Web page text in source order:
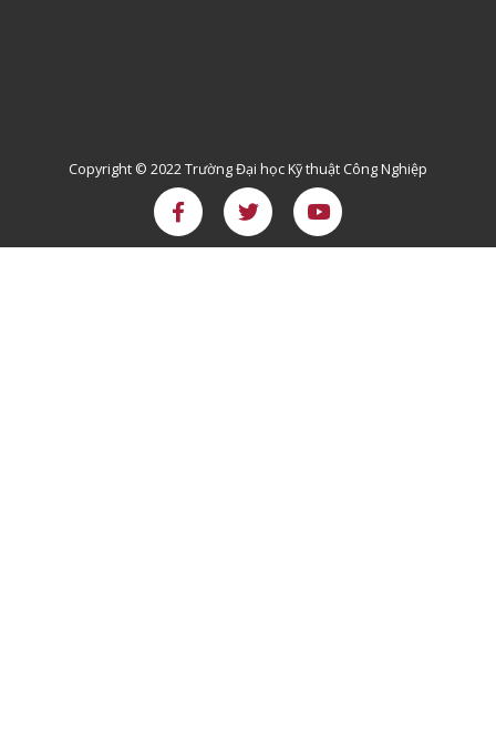
Copyright © 2022 Trường Đại học Kỹ thuật Công Nghiệp